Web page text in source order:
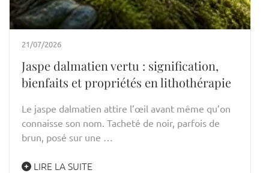
21/07/2026
Jaspe dalmatien vertu : signification,
bienfaits et propriétés en lithothérapie
Le jaspe dalmatien attire l’œil avant même qu’on
connaisse son nom. Tacheté de noir, parfois de
brun, posé sur une …
LIRE LA SUITE